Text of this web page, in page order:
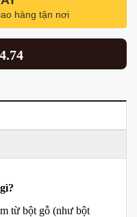
hàng tận nơi
từ bột gỗ (như bột